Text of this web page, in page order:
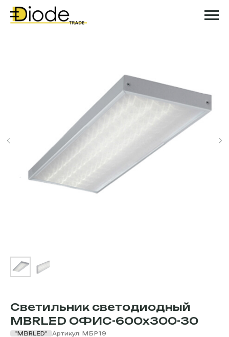
Светильник светодиодный
MBRLED ОФИС-600х300-30
"MBRLED" Артикул: МБР19